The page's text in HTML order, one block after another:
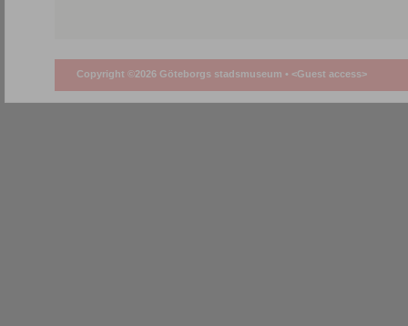
Copyright ©2026 Göteborgs stadsmuseum • <Guest access>